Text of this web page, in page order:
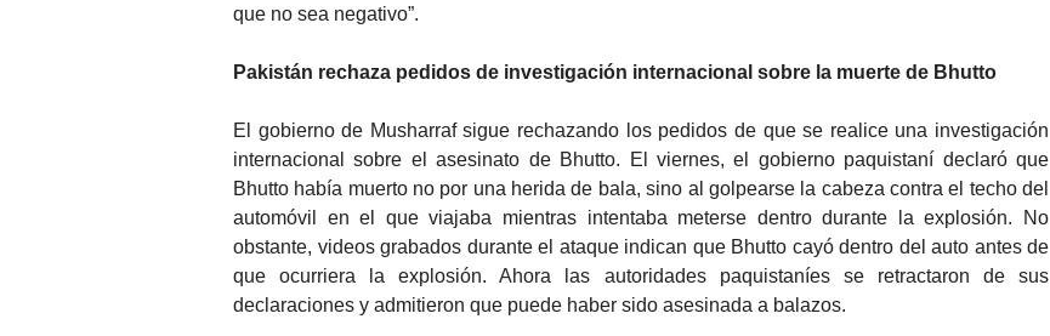
que no sea negativo”.
Pakistán rechaza pedidos de investigación internacional sobre la muerte de Bhutto
El gobierno de Musharraf sigue rechazando los pedidos de que se realice una investigación
internacional sobre el asesinato de Bhutto. El viernes, el gobierno paquistaní declaró que
Bhutto había muerto no por una herida de bala, sino al golpearse la cabeza contra el techo del
automóvil en el que viajaba mientras intentaba meterse dentro durante la explosión. No
obstante, videos grabados durante el ataque indican que Bhutto cayó dentro del auto antes de
que ocurriera la explosión. Ahora las autoridades paquistaníes se retractaron de sus
declaraciones y admitieron que puede haber sido asesinada a balazos.